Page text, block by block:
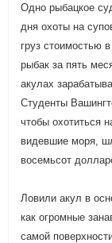
Одно рыбацкое
дня охоты на
груз стоимостью
рыбак за пять
акулах
Студенты
чтобы охотиться
видевшие моря,
восемьсот
Ловили акул в
как огромные
самой